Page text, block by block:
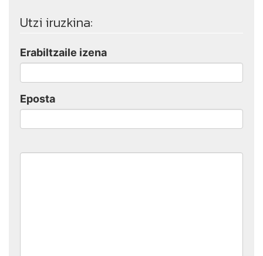
Utzi iruzkina:
Erabiltzaile izena
Eposta